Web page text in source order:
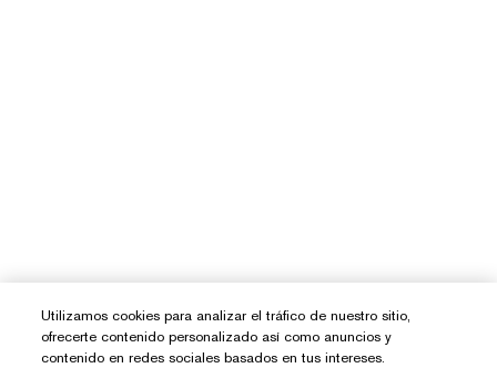
Utilizamos cookies para analizar el tráfico de nuestro sitio,
ofrecerte contenido personalizado así como anuncios y
contenido en redes sociales basados en tus intereses.